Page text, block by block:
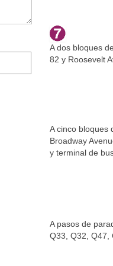
A dos bloques
82 y Roosevelt
A cinco bloques
Broadway
y terminal de
A pasos de
Q33, Q32, Q47,